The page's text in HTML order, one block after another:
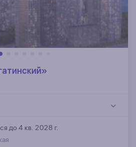
до 4 кв. 2028 г.